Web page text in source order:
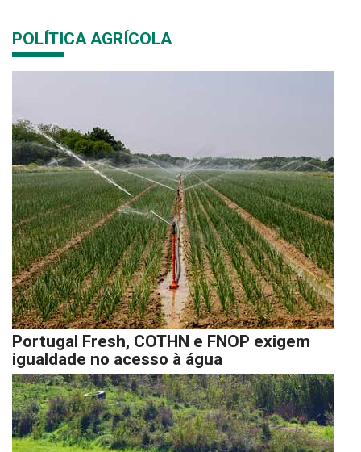
POLÍTICA AGRÍCOLA
Portugal Fresh, COTHN e FNOP exigem
igualdade no acesso à água